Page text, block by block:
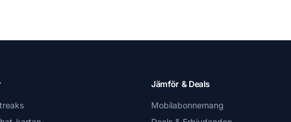
Jämför & Deals
Mobilabonnemang